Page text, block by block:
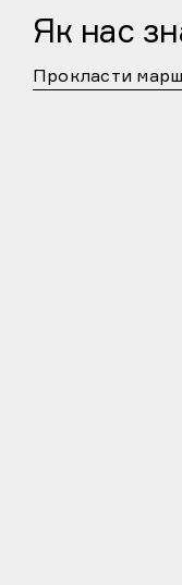
Як нас
Прокласти